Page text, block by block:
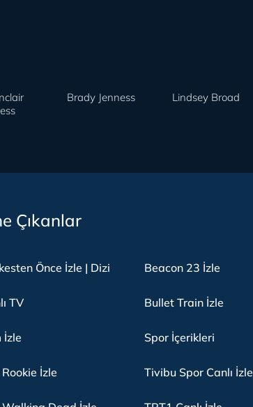
Brady Jenness Lindsey Broad
Çıkanlar
Önce İzle | Dizi
TV
İzle
İzle
Beacon 23 İzle
Bullet Train İzle
Spor İçerikleri
Tivibu Spor Canlı İzle